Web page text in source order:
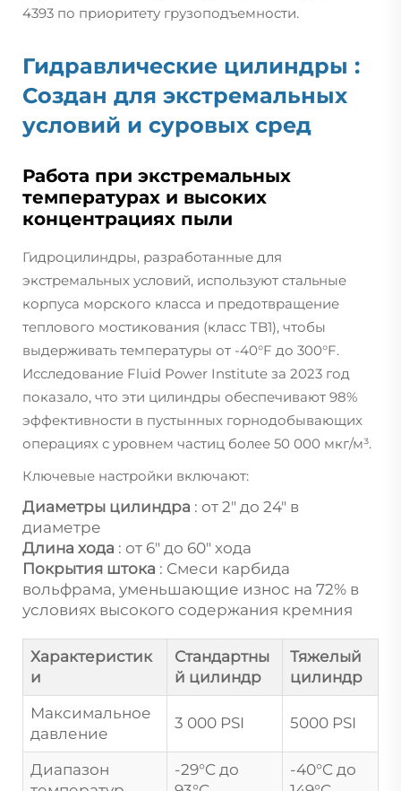
4393 по приоритету грузоподъемности.
Гидравлические цилиндры :
Создан для экстремальных
условий и суровых сред
Работа при экстремальных
температурах и высоких
концентрациях пыли
Гидроцилиндры, разработанные для
экстремальных условий, используют стальные
корпуса морского класса и предотвращение
теплового мостикования (класс TB1), чтобы
выдерживать температуры от -40°F до 300°F.
Исследование Fluid Power Institute за 2023 год
показало, что эти цилиндры обеспечивают 98%
эффективности в пустынных горнодобывающих
операциях с уровнем частиц более 50 000 мкг/м³.
Ключевые настройки включают:
Диаметры цилиндра : от 2" до 24" в
диаметре
Длина хода : от 6" до 60" хода
Покрытия штока : Смеси карбида
вольфрама, уменьшающие износ на 72% в
условиях высокого содержания кремния
Характеристик
и
Стандартны
й цилиндр
Тяжелый
цилиндр
Максимальное
давление
3 000 PSI 5000 PSI
Диапазон
-29°C до
-40°C до